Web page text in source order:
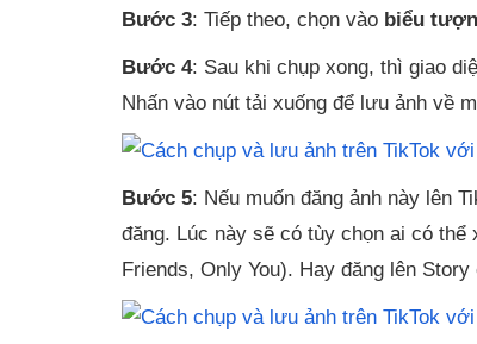
Bước 3: Tiếp theo, chọn vào biểu
Bước 4: Sau khi chụp xong, thì giao
Nhấn vào nút tải xuống để lưu ảnh về
Bước 5: Nếu muốn đăng ảnh này lên
đăng. Lúc này sẽ có tùy chọn ai có thể
Friends, Only You). Hay đăng lên Story